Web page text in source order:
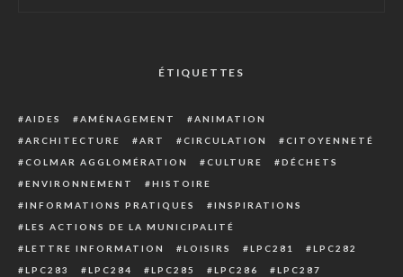
ÉTIQUETTES
AIDES AMÉNAGEMENT
ANIMATION
ARCHITECTURE
ART CIRCULATION
CITOYENNETÉ
COLMAR AGGLOMÉRATION
CULTURE
DÉCHETS
ENVIRONNEMENT
HISTOIRE
INFORMATIONS PRATIQUES
INSPIRATIONS
LES ACTIONS DE LA MUNICIPALITÉ
LETTRE INFORMATION
LOISIRS LPC281
LPC282
LPC283
LPC284 LPC285 LPC286
LPC287